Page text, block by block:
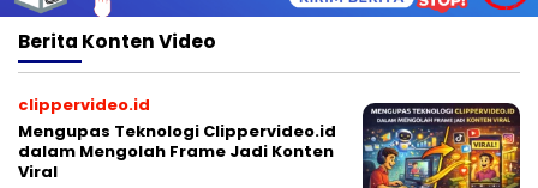
Berita Konten Video
clippervideo.id
Mengupas Teknologi Clippervideo.id
dalam Mengolah Frame Jadi Konten
Viral